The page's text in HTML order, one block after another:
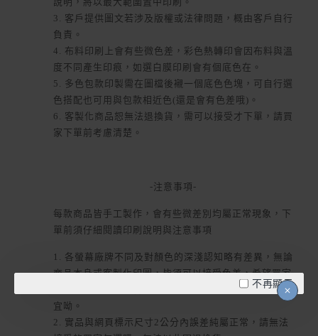
不再顯示
3. 客戶提供圖文若涉及版權或法律問題，概由客戶自行
負責。
4. 布料印刷上會有些微色差，彩色熱轉印會因布料與溫
度不同產生印痕，如選白膜印刷會有個底色在。
5. 多色包款印製需在圖檔後襯一個底色色塊，可自行選
色搭配也可用與包款相近色(還是會有色差哦)。
6. 客製化商品恕無法退換貨，需可以接受才下單，請買
家下單前考慮清楚。
-注意事項-
每款商品皆手工製作，會有些微差別均屬正常現象，下
單前須仔細閱讀印刷說明與注意事項
1. 各螢幕廠牌不同及對顏色的深淺認知略有差異，無論
商品本身或客製化印圖，皆須可以接受色差，希望買家
思考清楚再下單，客製化商品無法退貨重製或退款等事
宜呦。
2. 實品與網頁標示尺寸2公分內誤差純屬正常，請無法